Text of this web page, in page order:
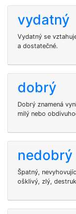
vydatný
Vydatný se
a dostatečné.
dobrý
Dobrý znamená
milý nebo
nedobrý
Špatný,
ošklivý, zlý,